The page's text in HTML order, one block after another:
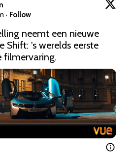
· Follow
neemt een nieuwe
Shift: 's werelds eerste
filmervaring.